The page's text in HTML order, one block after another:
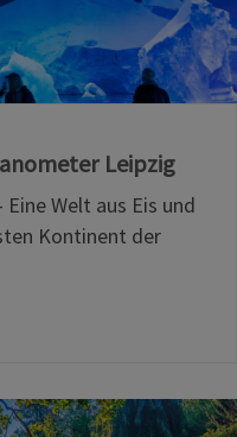
Leipzig
Eine Welt aus Eis und
Kontinent der